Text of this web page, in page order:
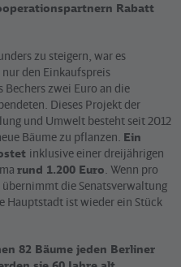
Rabatt
zu steigern, war es
den Einkaufspreis
zwei Euro an die
Dieses Projekt der
und Umwelt besteht seit 2012
Bäume zu pflanzen. Ein
inklusive einer dreijährigen
rund 1.200 Euro . Wenn pro
die Senatsverwaltung
Hauptstadt ist wieder ein Stück
82 Bäume jeden Berliner